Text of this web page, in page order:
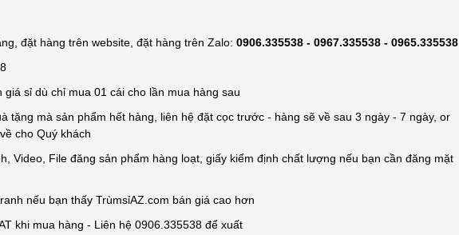
đặt hàng trên website, đặt hàng trên Zalo: 0906.335538 - 0967.335538 - 0965.335538
sỉ dù chỉ mua 01 cái cho lần mua hàng sau
tặng mà sản phẩm hết hàng, liên hệ đặt cọc trước - hàng sẽ về sau 3 ngày - 7 ngày, or
cho Quý khách
Video, File đăng sản phẩm hàng loạt, giấy kiểm định chất lượng nếu bạn cần đăng mặt
nếu bạn thấy TrùmsỉAZ.com bán giá cao hơn
khi mua hàng - Liên hệ 0906.335538 để xuất